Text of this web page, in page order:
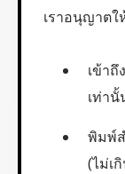
เราอนุญาตใ
เข้า
เท่านั้
พิมพ์
(ไม่เ